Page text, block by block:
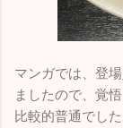
マンガでは、登
ましたので、覚
比較的普通でした